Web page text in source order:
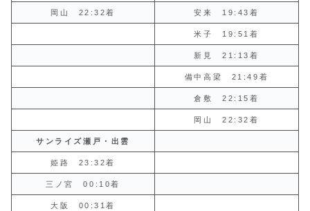
岡山 22:32着 安来 19:43着
米子 19:51着
新見 21:13着
備中高梁 21:49着
倉敷 22:15着
岡山 22:32着
サンライズ瀬戸・出雲
姫路 23:32着
三ノ宮 00:10着
大阪 00:31着